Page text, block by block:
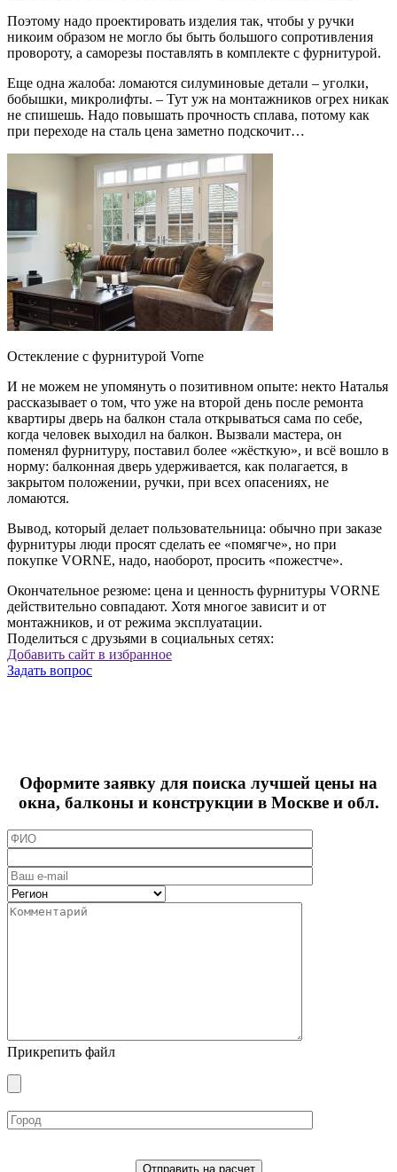
Поэтому надо проектировать изделия так, чтобы у ручки
никоим образом не могло бы быть большого сопротивления
провороту, а саморезы поставлять в комплекте с фурнитурой.
Еще одна жалоба: ломаются силуминовые детали – уголки,
бобышки, микролифты. – Тут уж на монтажников огрех никак
не спишешь. Надо повышать прочность сплава, потому как
при переходе на сталь цена заметно подскочит…
Остекление с фурнитурой Vorne
И не можем не упомянуть о позитивном опыте: некто Наталья
рассказывает о том, что уже на второй день после ремонта
квартиры дверь на балкон стала открываться сама по себе,
когда человек выходил на балкон. Вызвали мастера, он
поменял фурнитуру, поставил более «жёсткую», и всё вошло в
норму: балконная дверь удерживается, как полагается, в
закрытом положении, ручки, при всех опасениях, не
ломаются.
Вывод, который делает пользовательница: обычно при заказе
фурнитуры люди просят сделать ее «помягче», но при
покупке VORNE, надо, наоборот, просить «пожестче».
Окончательное резюме: цена и ценность фурнитуры VORNE
действительно совпадают. Хотя многое зависит и от
монтажников, и от режима эксплуатации.
Поделиться с друзьями в социальных сетях:
Добавить сайт в избранное
Задать вопрос
Оформите заявку для поиска лучшей цены на
окна, балконы и конструкции в Москве и обл.
Прикрепить файл